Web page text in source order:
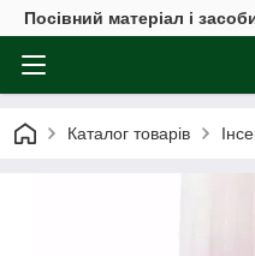
Посівний матеріал і
Каталог товарів